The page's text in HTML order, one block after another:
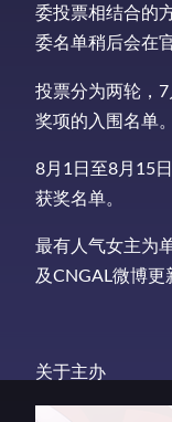
委投票相结合的
委名单稍后会在
投票分为两轮，
奖项的入围名单。
8月1日至8月15
获奖名单。
最有人气女主为
及CNGAL微博更
关于主办